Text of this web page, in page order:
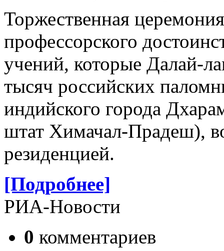
Торжественная
профессорского
учений, которые Далай-
тысяч российских
индийского города
штат Химачал-Прадеш),
резиденцией.
[Подробнее]
РИА-Новости
0 комментариев